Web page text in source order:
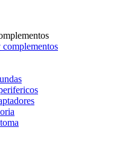
complementos